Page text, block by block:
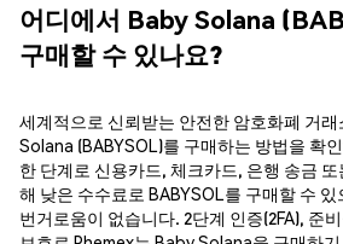
어디에서 Baby Solana
구매할 수 있나요?
세계적으로 신뢰받는 안전한 암호화폐 거
Solana (BABYSOL)를 구매하는 방법을 확
한 단계로 신용카드, 체크카드, 은행 송금
해 낮은 수수료로 BABYSOL를 구매할 수
번거로움이 없습니다. 2단계 인증(2FA), 준